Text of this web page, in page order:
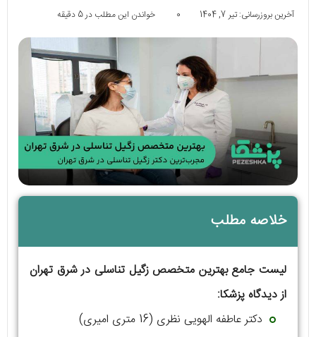
آخرین بروزرسانی: تیر 7, 1404
0 خواندن این مطلب در 5 دقیقه
خلاصه مطلب
لیست جامع بهترین متخصص زگیل تناسلی در شرق تهران
از دیدگاه پزشکا:
دکتر عاطفه الهویی نظری (16 متری امیری)